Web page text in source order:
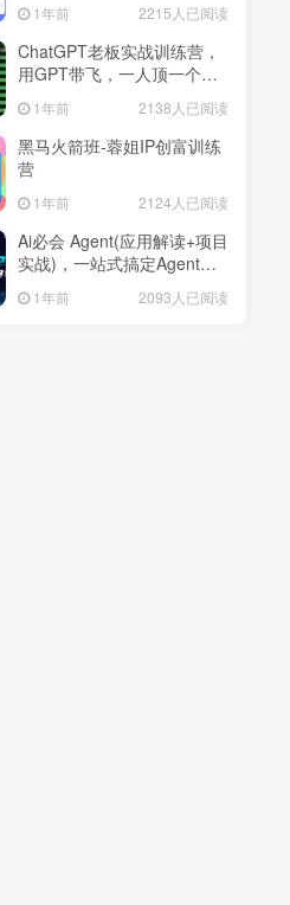
1年前 2215人已阅读
ChatGPT老板实战训练营，
用GPT带飞，一人顶一个团
1年前 2138人已阅读
黑马火箭班-蓉姐IP创富训练
营
1年前 2124人已阅读
Ai必会 Agent(应用解读+项目
实战)，一站式搞定Agent应
1年前 2093人已阅读